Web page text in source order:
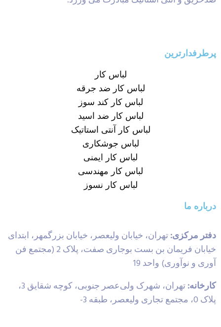
پرطرفدارترین
لباس کار
لباس کار ضد جرقه
لباس کار کند سوز
لباس کار ضد اسید
لباس کار آنتی استاتیک
لباس جوشکاری
لباس کار ایمنی
لباس کار مهندسی
لباس کار نسوز
درباره ما
دفتر مرکزی:تهران، خیابان ولیعصر، خیابان بزرگمهر، ابتدای
خیابان فریمان بن بست بوجاری صفت، پلاک 2 (مجتمع فن
آوری و نوآوری) واحد 19
کارخانه:
تهران، شهرک ولی‌عصر جنوبی، کوچه شقایق 3،
پلاک 0، مجتمع تجاری ولیعصر، طبقه 3-